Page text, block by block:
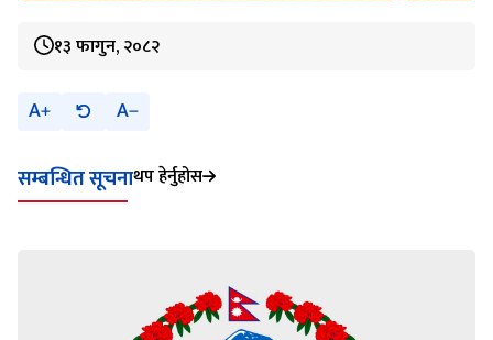
१३ फागुन, २०८२
A A
सम्बन्धित सूचनाथप हेर्नुहोस